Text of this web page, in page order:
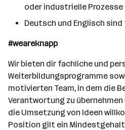
oder industrielle Prozesse
Deutsch und Englisch
#weareknapp
Wir bieten dir fachliche und
Weiterbildungsprogramme
motivierten Team, in dem die
Verantwortung zu
die Umsetzung von Ideen
Position gilt ein Mindestgehalt